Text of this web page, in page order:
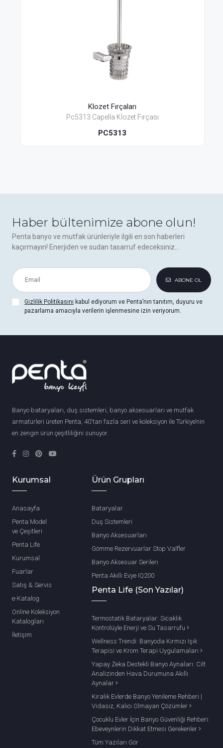
Klozet Fırçaları
Pc5313 Capella Klozet Fırçası
PC5313
Haber bültenimize abone olun!
Penta banyo ve mutfak ürünleriyle ilgili en son haberleri
kaçırmayın! Enerjiden ve sudan tasarruf edeceksiniz...
ABONE OL
Gizlilik Politikasını kabul ediyorum ve Penta’nın tanıtım, duyuru ve
pazarlama amacıyla verilerin işlenmesine izin veriyorum.
Banyo bataryaları, duş sistemleri, banyo aksesuarları ve mutfak
armatürleri üreten Penta, 40'tan fazla seri ve koleksiyon ile Türkiye’nin
en zengin ürün çeşitliliğini sunuyor.
Kurumsal
Anasayfa
Penta Model
ve Çeşitleri
Penta Life
Kurumsal
Fuarlar
Satış & Servis
e-Katalog
Online Koleksiyon
Katalogları
İletişim
Ürün Grupları
Bataryalar
Duş Sistemleri
Banyo Aksesuarları
Gömme Rezervuarlar Stop Valfler
Banyo Aksesuar Serileri
Penta Akıllı Evye IQ200
Penta Life (Son Yazılar)
Termostatik Bataryalar: Sıcaklık
Kontrolüyle Enerji ve Su Tasarrufu
Wellness Trendi: Banyoda Kırmızı Işık
Terapisi ve Krom Terapi Uygulamaları
Yapay Zeka Destekli Banyo Aynaları: Cilt
Analizinden Hava Durumuna Akıllı
Aynalar
Kiralık Evlerde Banyo Yenileme Rehberi |
Vidasız, Kalıcı Olmayan Çözümler
Çocuklu Evler İçin Banyo Güvenliği Rehberi:
Ebeveynlerin Dikkat Etmesi Gerekenler
Tüm Yazıları Gör